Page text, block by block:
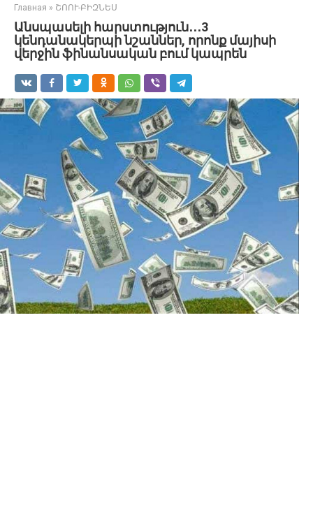
Главная » ՇՈՈՒ-ԲԻԶՆԵՍ
Անսպասելի հարստություն․․․3
կենդանակերպի նշաններ, որոնք մայիսի
վերջին ֆինանսական բում կապրեն